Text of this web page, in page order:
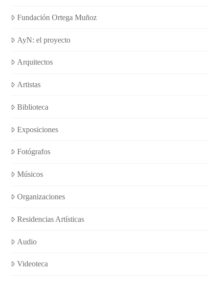
Fundación Ortega Muñoz
AyN: el proyecto
Arquitectos
Artistas
Biblioteca
Exposiciones
Fotógrafos
Músicos
Organizaciones
Residencias Artísticas
Audio
Videoteca